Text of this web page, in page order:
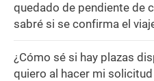
quedado de pendiente de
sabré si se confirma el
¿Cómo sé si hay plazas
quiero al hacer mi